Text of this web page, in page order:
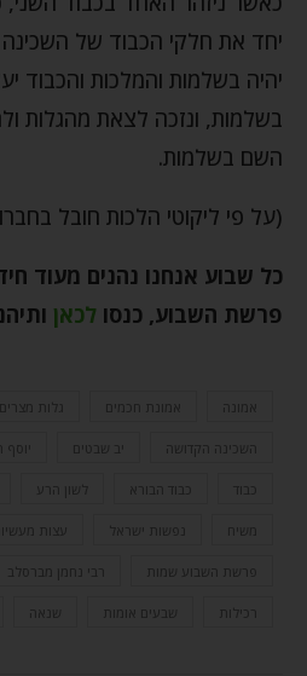
יחד את חלקי הכבוד של
יהיה בשלמות והמלכות והכבוד
בשלמות, ונזכה לצאת מהגלות
השם בשלמות.
(על פי ליקוטי הלכות חובל
כל שבוע אנחנו נהנים מעוד
פרשת השבוע, כנסו לכאן
אמונה אמונת חכמים גלות מצרים
השכינה הקדושה יב שבטים יוסף
כבוד כבוד הבורא לשון הרע
משיח נפשות ישראל עצות
פרשת השבוע שמות רבי נחמן מברסלב
רכילות שבעים אומות שנאה